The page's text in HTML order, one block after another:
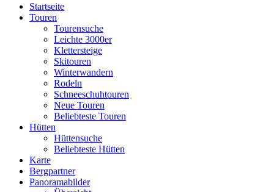
Startseite
Touren
Tourensuche
Leichte 3000er
Klettersteige
Skitouren
Winterwandern
Rodeln
Schneeschuhtouren
Neue Touren
Beliebteste Touren
Hütten
Hüttensuche
Beliebteste Hütten
Karte
Bergpartner
Panoramabilder